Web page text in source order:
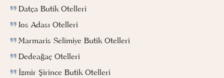
Datça Butik Otelleri
Ios Adası Otelleri
Marmaris Selimiye Butik Otelleri
Dedeağaç Otelleri
İzmir Şirince Butik Otelleri